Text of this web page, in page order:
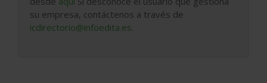
su empresa, contáctenos a través de
icdirectorio@infoedita.es.